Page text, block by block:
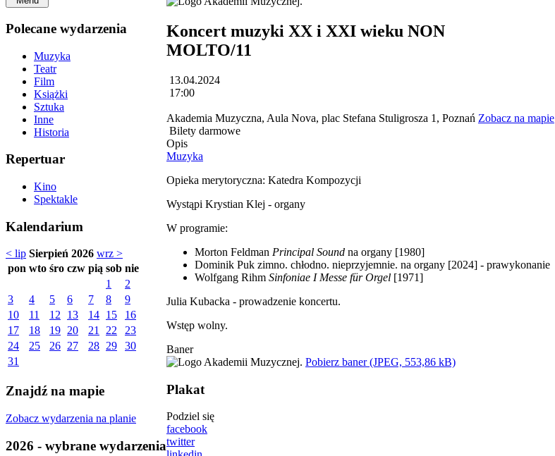
Polecane wydarzenia
Muzyka
Teatr
Film
Książki
Sztuka
Inne
Historia
Repertuar
Kino
Spektakle
Kalendarium
< lip Sierpień 2026 wrz >
pon wto śro czw pią sob nie
1
2
3
4 5 6 7 8
9
10
11 12 13 14 15
16
17
18 19 20 21 22
23
24
25 26 27 28 29
30
31
Znajdź na mapie
Zobacz wydarzenia na planie
2026 - wybrane wydarzenia
Koncert muzyki XX i XXI wieku NON
MOLTO/11
13.04.2024
17:00
Akademia Muzyczna, Aula Nova, plac Stefana Stuligrosza 1, Poznań Zobacz na mapie
Bilety darmowe
Opis
Muzyka
Opieka merytoryczna: Katedra Kompozycji
Wystąpi Krystian Klej - organy
W programie:
Morton Feldman Principal Sound na organy [1980]
Dominik Puk zimno. chłodno. nieprzyjemnie. na organy [2024] - prawykonanie
Wolfgang Rihm Sinfoniae I Messe für Orgel [1971]
Julia Kubacka - prowadzenie koncertu.
Wstęp wolny.
Baner
Pobierz baner (JPEG, 553,86 kB)
Plakat
Podziel się
facebook
twitter